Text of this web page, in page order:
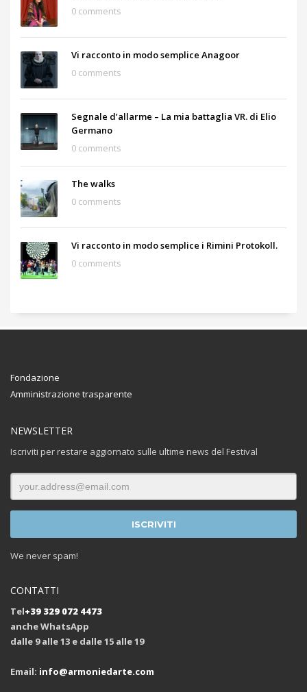
0 comments
Vi racconto in modo semplice Anagoor
0 comments
Segnale d’allarme – La mia battaglia VR. di Elio
Germano
0 comments
The walks
0 comments
Vi racconto in modo semplice i Rimini Protokoll.
0 comments
Fondazione
Amministrazione trasparente
NEWSLETTER
Iscriviti per restare aggiornato sulle ultime news del Festival
We never spam!
CONTATTI
Tel+39 329 072 4473
anche WhatsApp
dalle 9 alle 13 e dalle 15 alle 19
Email: info@armoniedarte.com